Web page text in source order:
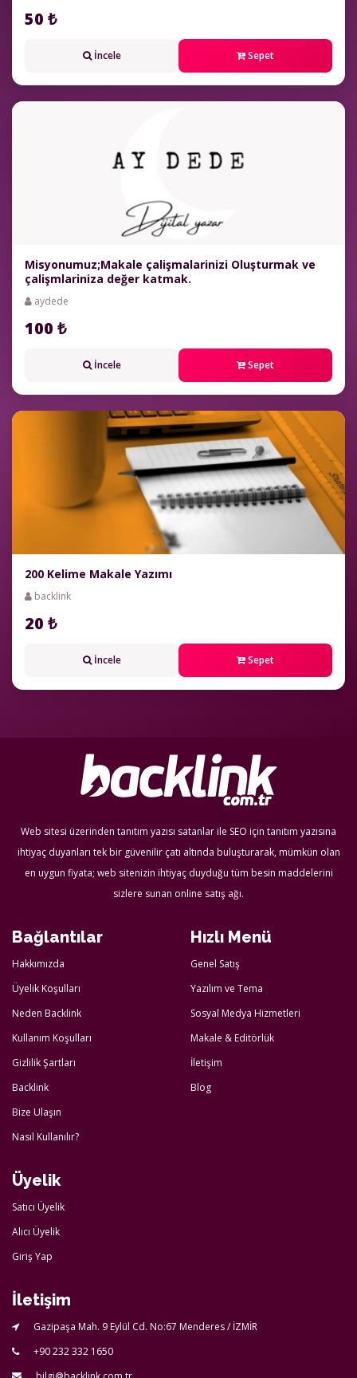
50 ₺
İncele Sepet
Misyonumuz;Makale çalişmalarinizi Oluşturmak ve
çalişmlariniza değer katmak.
aydede
100 ₺
İncele Sepet
200 Kelime Makale Yazımı
backlink
20 ₺
İncele Sepet
Web sitesi üzerinden tanıtım yazısı satanlar ile SEO için tanıtım yazısına
ihtiyaç duyanları tek bir güvenilir çatı altında buluşturarak, mümkün olan
en uygun fiyata; web sitenizin ihtiyaç duyduğu tüm besin maddelerini
sizlere sunan online satış ağı.
Bağlantılar
Hakkımızda
Üyelik Koşulları
Neden Backlink
Kullanım Koşulları
Gizlilik Şartları
Backlink
Bize Ulaşın
Nasıl Kullanılır?
Hızlı Menü
Genel Satış
Yazılım ve Tema
Sosyal Medya Hizmetleri
Makale & Editörlük
İletişim
Blog
Üyelik
Satıcı Üyelik
Alıcı Üyelik
Giriş Yap
İletişim
Gazipaşa Mah. 9 Eylül Cd. No:67 Menderes / İZMİR
+90 232 332 1650